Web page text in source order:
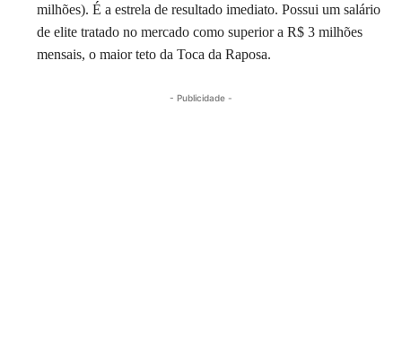
milhões). É a estrela de resultado imediato. Possui um salário
de elite tratado no mercado como superior a R$ 3 milhões
mensais, o maior teto da Toca da Raposa.
- Publicidade -